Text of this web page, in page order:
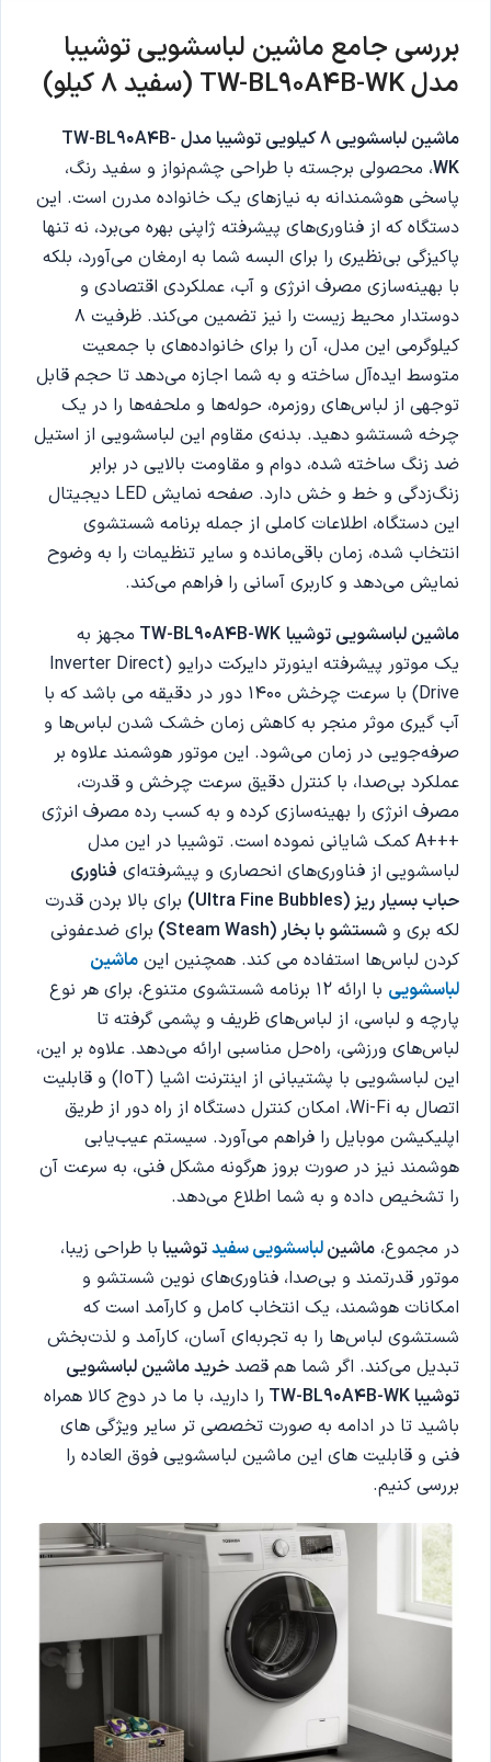
بررسی جامع ماشین لباسشویی توشیبا
مدل TW-BL90A4B-WK (سفید 8 کیلو)
ماشین لباسشویی 8 کیلویی توشیبا مدل TW-BL90A4B-
WK، محصولی برجسته با طراحی چشم‌نواز و سفید رنگ،
پاسخی هوشمندانه به نیازهای یک خانواده مدرن است. این
دستگاه که از فناوری‌های پیشرفته ژاپنی بهره می‌برد، نه تنها
پاکیزگی بی‌نظیری را برای البسه شما به ارمغان می‌آورد، بلکه
با بهینه‌سازی مصرف انرژی و آب، عملکردی اقتصادی و
دوستدار محیط زیست را نیز تضمین می‌کند.
ظرفیت 8
کیلوگرمی این مدل، آن را برای خانواده‌های با جمعیت
متوسط ایده‌آل ساخته و به شما اجازه می‌دهد تا حجم قابل
توجهی از لباس‌های روزمره، حوله‌ها و ملحفه‌ها را در یک
چرخه شستشو دهید. بدنه‌ی مقاوم این لباسشویی از استیل
ضد زنگ ساخته شده، دوام و مقاومت بالایی در برابر
زنگ‌زدگی و خط و خش دارد.
صفحه نمایش LED دیجیتال
این دستگاه، اطلاعات کاملی از جمله برنامه شستشوی
انتخاب شده، زمان باقی‌مانده و سایر تنظیمات را به وضوح
نمایش می‌دهد و کاربری آسانی را فراهم می‌کند.
ماشین لباسشویی توشیبا TW-BL90A4B-WK مجهز به
یک موتور پیشرفته اینورتر دایرکت درایو (Inverter Direct
Drive) با سرعت چرخش 1400 دور در دقیقه می باشد که با
آب گیری موثر منجر به کاهش زمان خشک شدن لباس‌ها و
صرفه‌جویی در زمان می‌شود. این موتور هوشمند علاوه بر
عملکرد بی‌صدا، با کنترل دقیق سرعت چرخش و قدرت،
مصرف انرژی را بهینه‌سازی کرده و به کسب رده مصرف انرژی
+++A کمک شایانی نموده است.
توشیبا در این مدل
لباسشویی از فناوری‌های انحصاری و پیشرفته‌ای فناوری
حباب بسیار ریز (Ultra Fine Bubbles)
برای بالا بردن قدرت
لکه بری و شستشو با بخار (Steam Wash)
برای ضدعفونی
کردن لباس‌ها استفاده می کند. همچنین این ماشین
لباسشویی
با ارائه 12 برنامه شستشوی متنوع، برای هر نوع
پارچه و لباسی، از لباس‌های ظریف و پشمی گرفته تا
لباس‌های ورزشی، راه‌حل مناسبی ارائه می‌دهد. علاوه بر این،
این لباسشویی با پشتیبانی از اینترنت اشیا (IoT) و قابلیت
اتصال به Wi-Fi، امکان کنترل دستگاه از راه دور از طریق
اپلیکیشن موبایل را فراهم می‌آورد. سیستم عیب‌یابی
هوشمند نیز در صورت بروز هرگونه مشکل فنی، به سرعت آن
را تشخیص داده و به شما اطلاع می‌دهد.
در مجموع، ماشینلباسشویی سفیدتوشیبا با طراحی زیبا،
موتور قدرتمند و بی‌صدا، فناوری‌های نوین شستشو و
امکانات هوشمند، یک انتخاب کامل و کارآمد است که
شستشوی لباس‌ها را به تجربه‌ای آسان، کارآمد و لذت‌بخش
تبدیل می‌کند. اگر شما هم قصد خرید ماشین لباسشویی
توشیبا TW-BL90A4B-WK
را دارید، با ما در دوج کالا همراه
باشید تا در ادامه به صورت تخصصی تر سایر ویژگی های
فنی و قابلیت های این ماشین لباسشویی فوق العاده را
بررسی کنیم.